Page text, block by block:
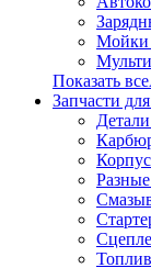
Мойки
Показать
Запчасти